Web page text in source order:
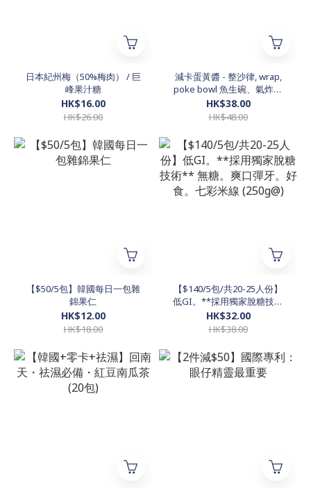
日本紀州梅（50%梅肉） / 巨
峰果汁糖
HK$16.00
HK$26.00
減卡蛋黃醬 - 整沙律, wrap,
poke bowl 魚生碗、氣炸鍋
食品必備
HK$38.00
HK$48.00
【$50/5包】韓國每日一包雜
錦果仁
HK$12.00
HK$18.00
【$140/5包/共20-25人份】
低GI。**採用獨家脫糖技術
** 無糖。爽口彈牙。好食。
七彩米線 (250g@)
HK$32.00
HK$38.00